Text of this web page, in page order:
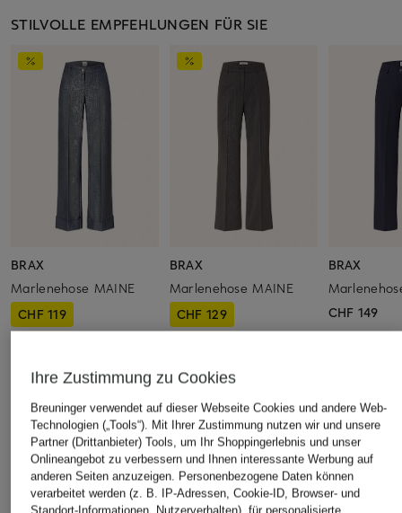
STILVOLLE EMPFEHLUNGEN FÜR SIE
BRAX
Marlenehose MAINE
CHF 119
Ursprünglich:CHF 159
BRAX
Marlenehose MAINE
CHF 129
Ursprünglich:CHF 179
BRAX
CHF 149
ÄHNLICHE ARTIKEL ENTDECKEN
Ihre Zustimmung zu Cookies
Breuninger verwendet auf dieser Webseite Cookies und andere Web-
Technologien („Tools“). Mit Ihrer Zustimmung nutzen wir und unsere
Partner (Drittanbieter) Tools, um Ihr Shoppingerlebnis und unser
Onlineangebot zu verbessern und Ihnen interessante Werbung auf
anderen Seiten anzuzeigen. Personenbezogene Daten können
verarbeitet werden (z. B. IP-Adressen, Cookie-ID, Browser- und
Standort-Informationen, Nutzerverhalten), für personalisierte